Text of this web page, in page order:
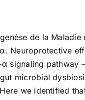
de la
Neuroprotective
signaling pathway
microbial
we identified